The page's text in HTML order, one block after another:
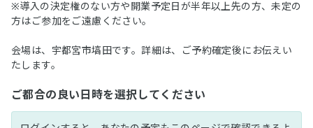
※導入の決定権のない方や開業予定日が半年以上先の方、未定の
方はご参加をご遠慮ください。
会場は、宇都宮市塙田です。詳細は、ご予約確定後にお伝えい
たします。
ご都合の良い日時を選択してください